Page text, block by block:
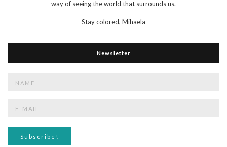
way of seeing the world that surrounds us.
Stay colored, Mihaela
Newsletter